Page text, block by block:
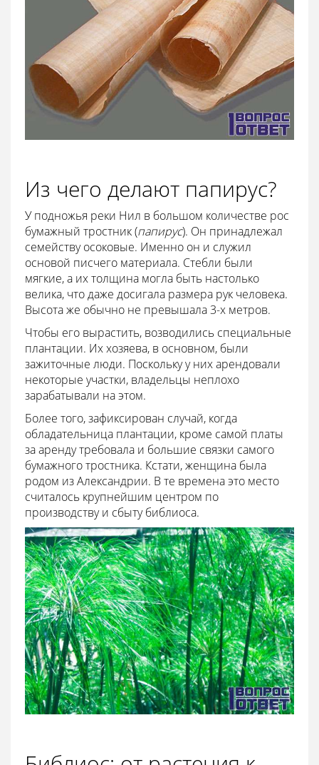
Из чего делают папирус?
У подножья реки Нил в большом количестве рос
бумажный тростник (папирус). Он принадлежал
семейству осоковые. Именно он и служил
основой писчего материала. Стебли были
мягкие, а их толщина могла быть настолько
велика, что даже досигала размера рук человека.
Высота же обычно не превышала 3-х метров.
Чтобы его вырастить, возводились специальные
плантации. Их хозяева, в основном, были
зажиточные люди. Поскольку у них арендовали
некоторые участки, владельцы неплохо
зарабатывали на этом.
Более того, зафиксирован случай, когда
обладательница плантации, кроме самой платы
за аренду требовала и большие связки самого
бумажного тростника. Кстати, женщина была
родом из Александрии. В те времена это место
считалось крупнейшим центром по
производству и сбыту библиоса.